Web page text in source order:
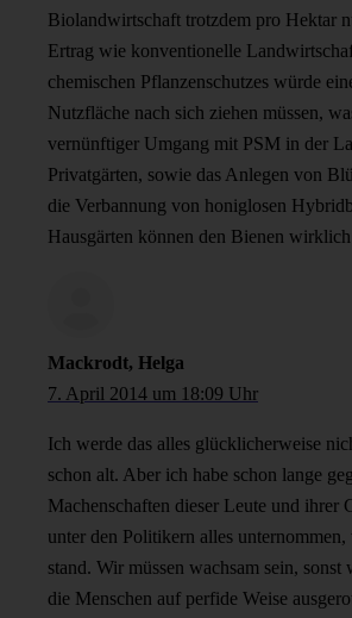
Biolandwirtschaft trotzdem pro Hektar
Ertrag wie konventionelle
chemischen Pflanzenschutzes würde
Nutzfläche nach sich ziehen müssen,
vernünftiger Umgang mit PSM in der
Privatgärten, sowie das Anlegen von
die Verbannung von honiglosen
Hausgärten können den Bienen
Mackrodt, Helga
7. April 2014 um 18:09 Uhr
Ich werde das alles glücklicherweise
schon alt. Aber ich habe schon lange
Machenschaften dieser Leute und ihrer
unter den Politikern alles
stand. Wir müssen wachsam sein, sonst
die Menschen auf perfide Weise